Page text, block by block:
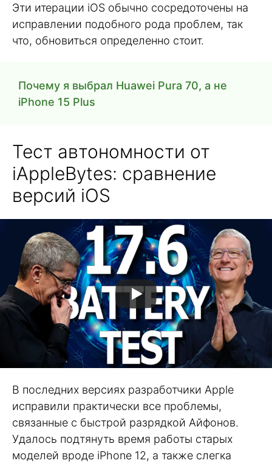
Эти итерации iOS обычно сосредоточены на
исправлении подобного рода проблем, так
что, обновиться определенно стоит.
Почему я выбрал Huawei Pura 70, а не
iPhone 15 Plus
Тест автономности от
iAppleBytes: сравнение
версий iOS
В последних версиях разработчики Apple
исправили практически все проблемы,
связанные с быстрой разрядкой Айфонов.
Удалось подтянуть время работы старых
моделей вроде iPhone 12, а также слегка